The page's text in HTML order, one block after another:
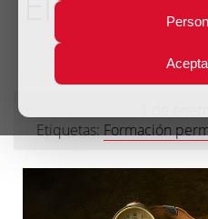
Etiquetas: Formación